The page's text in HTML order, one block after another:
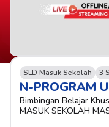
SLD Masuk Sekolah 3
N-PROGRAM
Bimbingan Belajar
MASUK SEKOLAH